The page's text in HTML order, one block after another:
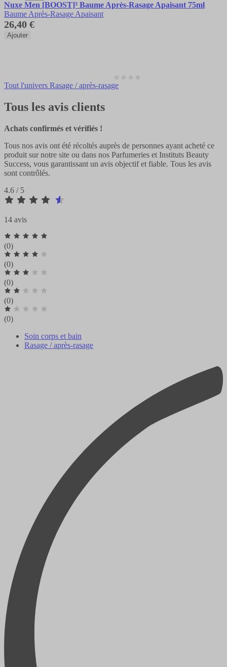
Nuxe Men [BOOST]³ Baume Après-Rasage Apaisant 75ml
Baume Après-Rasage Apaisant
26,40 €
Ajouter
Tout l'univers Rasage / après-rasage
Tous les avis clients
Achats confirmés et vérifiés !
Tous nos avis ont été récoltés auprès de personnes ayant acheté ce
produit sur notre site ou dans nos Parfumeries et Instituts Beauty
Success, vous garantissant un avis objectif et fiable. Tous les avis
sont contrôlés.
4.6 / 5
14 avis
(0)
(0)
(0)
(0)
(0)
Soin corps et bain
Rasage / après-rasage